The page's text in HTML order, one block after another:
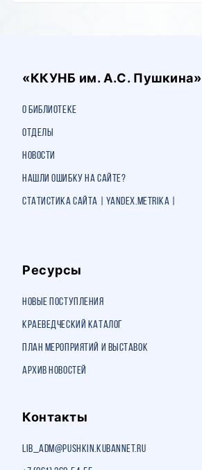
«ККУНБ им. А.С. Пушкина»
О библиотеке
Отделы
Новости
Нашли ошибку на сайте?
Статистика сайта | Yandex.Metrika |
Ресурсы
Новые поступления
Краеведческий каталог
План мероприятий и выставок
Архив новостей
Контакты
lib_adm@pushkin.kubannet.ru